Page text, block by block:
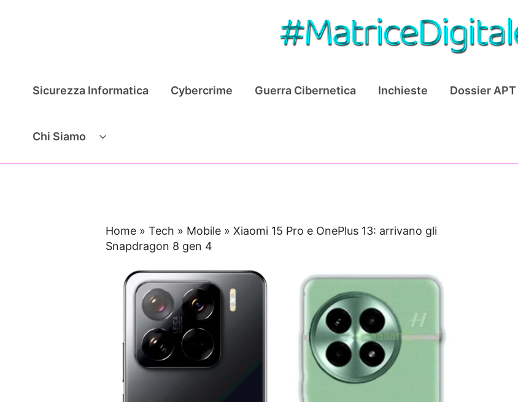
Sicurezza Informatica Cybercrime Guerra Cibernetica Inchieste Dossier APT
Chi Siamo
Home »Tech » Mobile »Xiaomi 15 Pro e OnePlus 13: arrivano gli
Snapdragon 8 gen 4